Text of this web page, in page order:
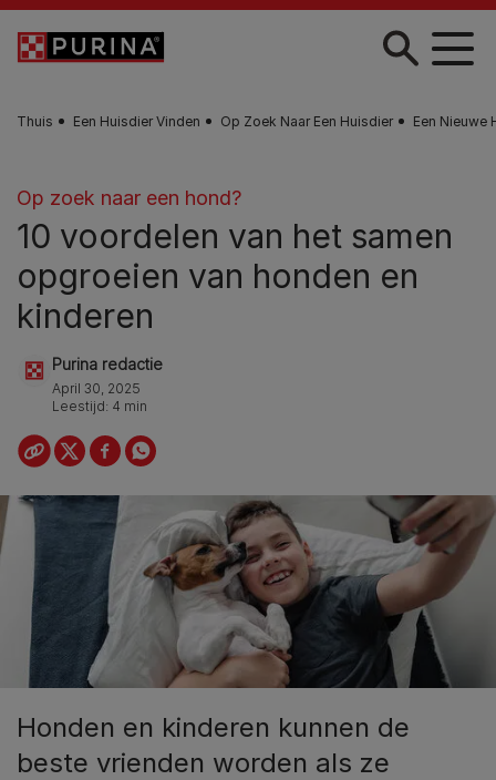
Skip to main content
Thuis Een Huisdier Vinden Op Zoek Naar Een Huisdier Een Nieuwe
Op zoek naar een hond?
10 voordelen van het samen
opgroeien van honden en
kinderen
Purina redactie
April 30, 2025
Leestijd: 4 min
Honden en kinderen kunnen de
beste vrienden worden als ze